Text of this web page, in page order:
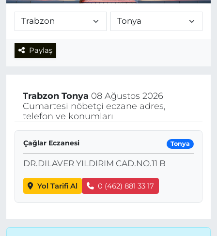
Paylaş
Trabzon Tonya 08 Ağustos 2026
Cumartesi nöbetçi eczane adres,
telefon ve konumları
Çağlar Eczanesi Tonya
DR.DILAVER YILDIRIM CAD.NO.11 B
Yol Tarifi Al 0 (462) 881 33 17